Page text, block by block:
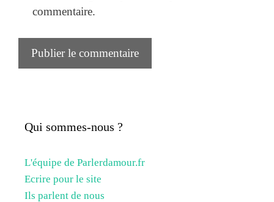
commentaire.
Qui sommes-nous ?
L'équipe de Parlerdamour.fr
Ecrire pour le site
Ils parlent de nous